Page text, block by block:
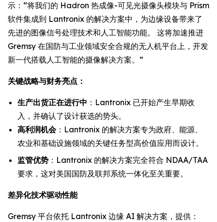
示：“将我们的 Hadron 热成像-可见光摄像头模块与 Prism
软件集成到 Lantronix 的解决方案中，为边缘设备带来了
先进的图像信号处理技术和人工智能功能。 这将加速推进
Gremsy 在国防与工业领域安全合规的无人机平台上，开发
新一代搭载人工智能的摄像解决方案。”
关键战略与财务亮点：
生产出货正在进行中 ：Lantronix 已开始产生早期收
入，并确认了设计获选的势头。
高利润机会：Lantronix 的解决方案专为政府、能源、
农业和基础设施领域的关键任务型高价值应用而设计。
监管优势 ：Lantronix 的解决方案完全符合 NDAA/TAA
要求，这对美国国防及联邦系统一体化至关重要。
差异化技术驱动性能
Gremsy 平台依托 Lantronix 边缘 AI 解决方案，提供：